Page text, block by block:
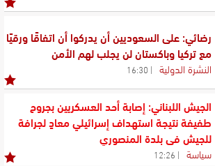
رضائي: على السعوديين أن يدركوا أن اتفاقًا ورقيًا
مع تركيا وباكستان لن يجلب لهم الأمن
النشرة الدولية 16:30
الجيش اللبناني: إصابة أحد العسكريين بجروح
طفيفة نتيجة استهداف إسرائيلي معادٍ لجرافة
للجيش في بلدة المنصوري
سياسة 12:26